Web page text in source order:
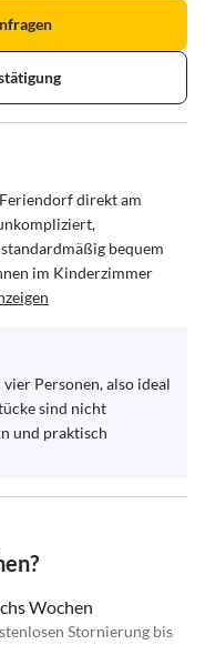
direkt am
bequem
im Kinderzimmer
Personen, also ideal
sind nicht
und praktisch
Wochen
Stornierung bis